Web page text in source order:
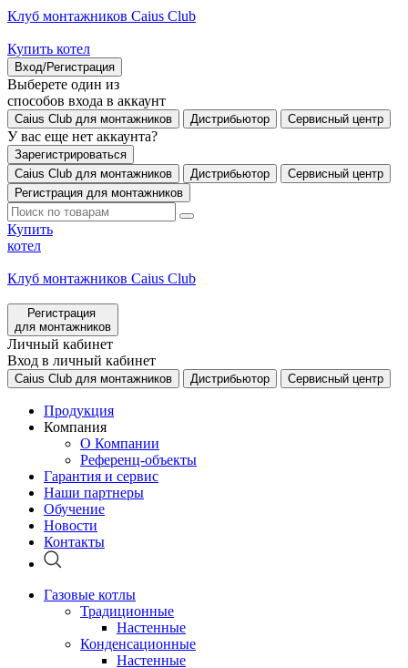
Клуб монтажников Caius Club
Купить котел
Вход/Регистрация
Выберете один из
способов входа в аккаунт
Caius Club для монтажников Дистрибьютор Сервисный центр
У вас еще нет аккаунта?
Зарегистрироваться
Caius Club для монтажников
Дистрибьютор
Сервисный центр
Регистрация для монтажников
Купить
котел
Клуб монтажников Caius Club
Регистрация
для монтажников
Личный кабинет
Вход в личный кабинет
Caius Club для монтажников Дистрибьютор Сервисный центр
Продукция
Компания
О Компании
Референц-объекты
Гарантия и сервис
Наши партнеры
Обучение
Новости
Контакты
Газовые котлы
Традиционные
Настенные
Конденсационные
Настенные